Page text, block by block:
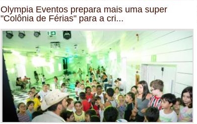
Olympia Eventos prepara mais uma super
"Colônia de Férias" para a cri...